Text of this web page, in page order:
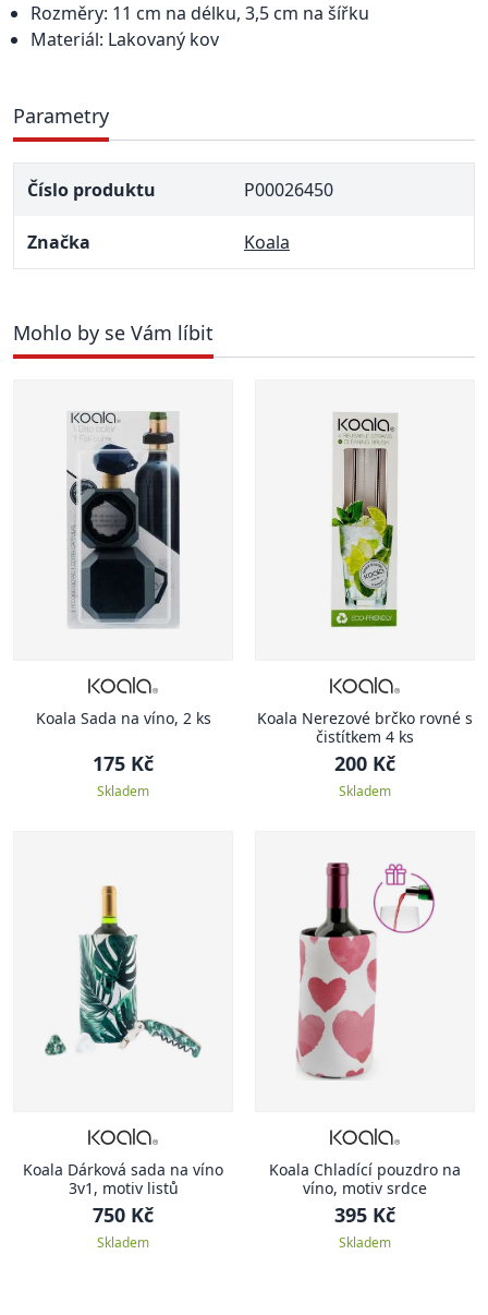
Rozměry: 11 cm na délku, 3,5 cm na šířku
Materiál: Lakovaný kov
Parametry
Číslo produktu P00026450
Značka Koala
Mohlo by se Vám líbit
Koala Sada na víno, 2 ks
175 Kč
Skladem
Koala Nerezové brčko rovné s
čistítkem 4 ks
200 Kč
Skladem
Koala Dárková sada na víno
3v1, motiv listů
750 Kč
Skladem
Koala Chladící pouzdro na
víno, motiv srdce
395 Kč
Skladem